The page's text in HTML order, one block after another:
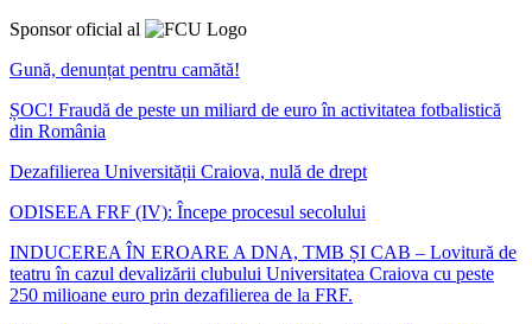
Sponsor oficial al
Gună, denunțat pentru camătă!
ȘOC! Fraudă de peste un miliard de euro în activitatea fotbalistică
din România
Dezafilierea Universității Craiova, nulă de drept
ODISEEA FRF (IV): Începe procesul secolului
INDUCEREA ÎN EROARE A DNA, TMB ȘI CAB – Lovitură de
teatru în cazul devalizării clubului Universitatea Craiova cu peste
250 milioane euro prin dezafilierea de la FRF.